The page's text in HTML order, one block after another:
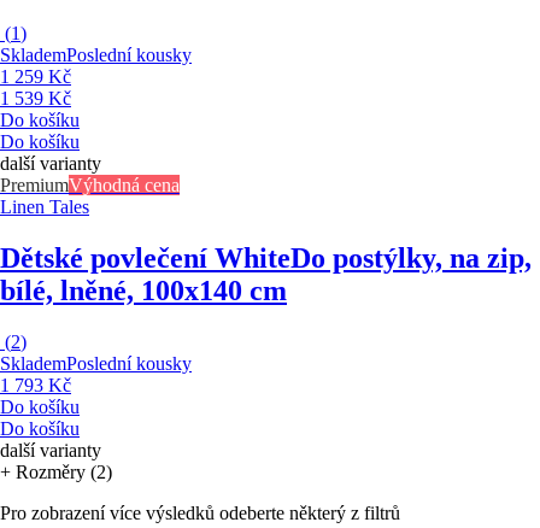
(1)
SklademPoslední kousky
1 259 Kč
1 539 Kč
Do košíku
Do košíku
další varianty
PremiumVýhodná cena
Linen Tales
Dětské povlečení WhiteDo postýlky, na zip,
bílé, lněné, 100x140 cm
(2)
SklademPoslední kousky
1 793 Kč
Do košíku
Do košíku
další varianty
+ Rozměry (2)
Pro zobrazení více výsledků odeberte některý z filtrů